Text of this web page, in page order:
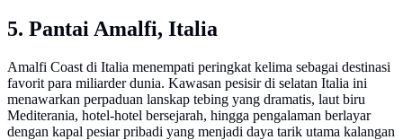
5. Pantai Amalfi, Italia
Amalfi Coast di Italia menempati peringkat kelima sebagai destinasi
favorit para miliarder dunia. Kawasan pesisir di selatan Italia ini
menawarkan perpaduan lanskap tebing yang dramatis, laut biru
Mediterania, hotel-hotel bersejarah, hingga pengalaman berlayar
dengan kapal pesiar pribadi yang menjadi daya tarik utama kalangan